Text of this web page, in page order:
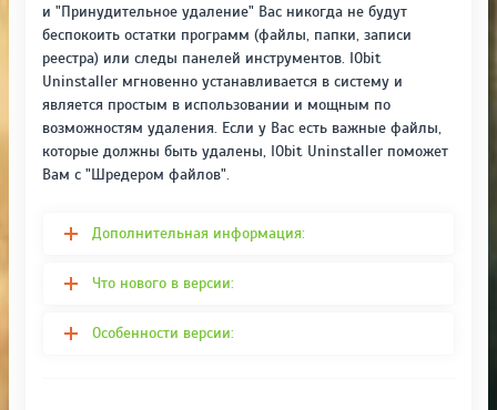
и "Принудительное удаление" Вас никогда не будут
беспокоить остатки программ (файлы, папки, записи
реестра) или следы панелей инструментов. IObit
Uninstaller мгновенно устанавливается в систему и
является простым в использовании и мощным по
возможностям удаления. Если у Вас есть важные файлы,
которые должны быть удалены, IObit Uninstaller поможет
Вам с "Шредером файлов".
Дополнительная информация:
Что нового в версии:
Особенности версии: